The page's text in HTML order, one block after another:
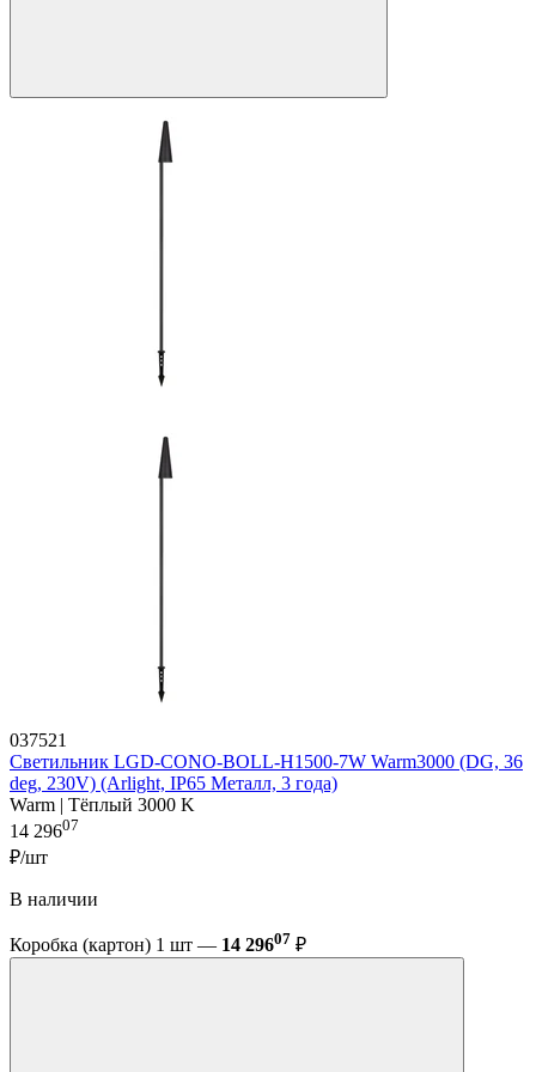
037521
Светильник LGD-CONO-BOLL-H1500-7W Warm3000 (DG, 36
deg, 230V) (Arlight, IP65 Металл, 3 года)
Warm | Тёплый 3000 K
14 29607
₽/шт
В наличии
Коробка (картон) 1 шт — 14 29607 ₽